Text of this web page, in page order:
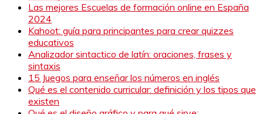
Las mejores Escuelas de formación online en España
2024
Kahoot: guía para principantes para crear quizzes
educativos
Analizador sintactico de latín: oraciones, frases y
sintaxis
15 Juegos para enseñar los números en inglés
Qué es el contenido curricular: definición y los tipos que
existen